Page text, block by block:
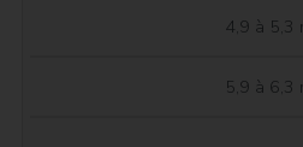
4,9 à 5,3
5,9 à 6,3